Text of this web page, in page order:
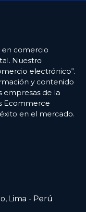
en comercio
Nuestro
electrónico”.
y contenido
empresas de la
Ecommerce
en el mercado.
Lima - Perú